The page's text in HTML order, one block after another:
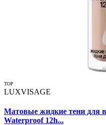
TOP
LUXVISAGE
Матовые жидкие тени для
Waterproof 12h...